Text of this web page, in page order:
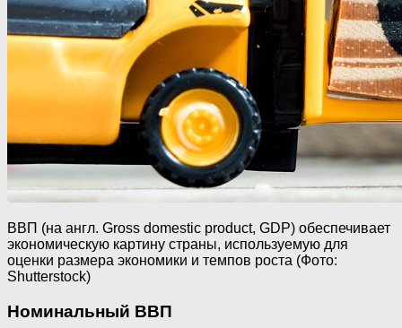
ВВП (на англ. Gross domestic product, GDP) обеспечивает
экономическую картину страны, используемую для
оценки размера экономики и темпов роста (Фото:
Shutterstock)
Номинальный ВВП